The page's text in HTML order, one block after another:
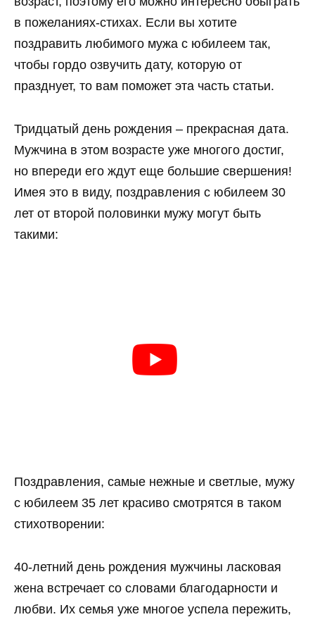
в пожеланиях-стихах. Если вы хотите
поздравить любимого мужа с юбилеем так,
чтобы гордо озвучить дату, которую от
празднует, то вам поможет эта часть статьи.
Тридцатый день рождения – прекрасная дата.
Мужчина в этом возрасте уже многого достиг,
но впереди его ждут еще большие свершения!
Имея это в виду, поздравления с юбилеем 30
лет от второй половинки мужу могут быть
такими:
Поздравления, самые нежные и светлые, мужу
с юбилеем 35 лет красиво смотрятся в таком
стихотворении:
40-летний день рождения мужчины ласковая
жена встречает со словами благодарности и
любви. Их семья уже многое успела пережить,